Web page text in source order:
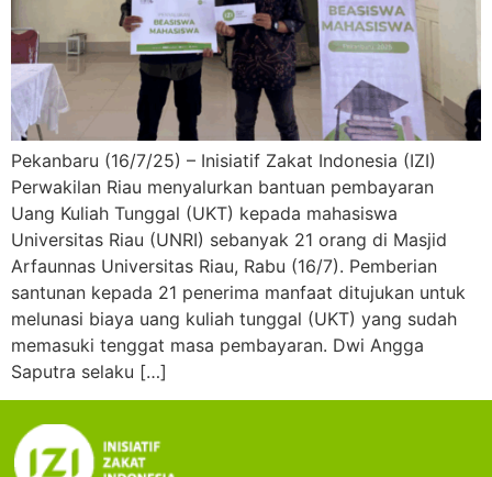
Pekanbaru (16/7/25) – Inisiatif Zakat Indonesia (IZI)
Perwakilan Riau menyalurkan bantuan pembayaran
Uang Kuliah Tunggal (UKT) kepada mahasiswa
Universitas Riau (UNRI) sebanyak 21 orang di Masjid
Arfaunnas Universitas Riau, Rabu (16/7). Pemberian
santunan kepada 21 penerima manfaat ditujukan untuk
melunasi biaya uang kuliah tunggal (UKT) yang sudah
memasuki tenggat masa pembayaran. Dwi Angga
Saputra selaku […]